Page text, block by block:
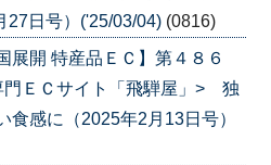
27日号）('25/03/04) (0816)
展開 特産品ＥＣ】第４８６
ＥＣサイト「飛騨屋」> 独
食感に（2025年2月13日号）